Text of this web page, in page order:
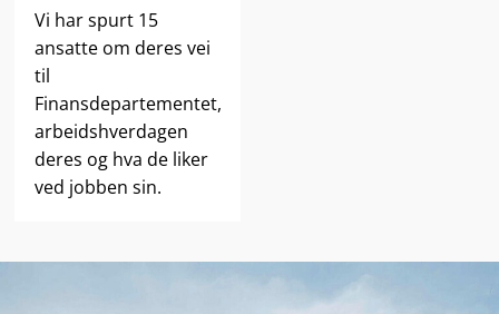
Vi har spurt 15
ansatte om deres vei
til
Finansdepartementet,
arbeidshverdagen
deres og hva de liker
ved jobben sin.